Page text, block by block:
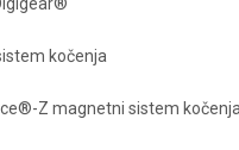
kočenja
Z magnetni sistem kočenja